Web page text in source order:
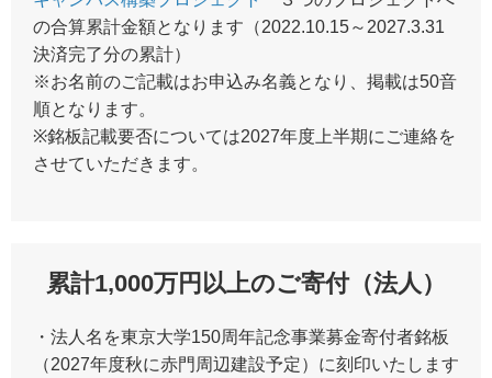
の合算累計金額となります（2022.10.15～2027.3.31
決済完了分の累計）
※お名前のご記載はお申込み名義となり、掲載は50音
順となります。
※銘板記載要否については2027年度上半期にご連絡を
させていただきます。
累計1,000万円以上のご寄付（法人）
・法人名を東京大学150周年記念事業募金寄付者銘板
（2027年度秋に赤門周辺建設予定）に刻印いたします